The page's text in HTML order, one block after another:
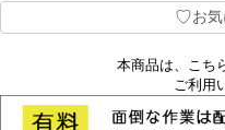
♡お
本商品は、こち
ご利用